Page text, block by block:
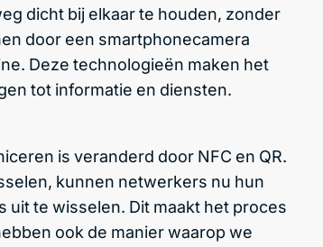
dicht bij elkaar te houden, zonder
door een smartphonecamera
Deze technologieën maken het
tot informatie en diensten.
is veranderd door NFC en QR.
kunnen netwerkers nu hun
te wisselen. Dit maakt het proces
ook de manier waarop we